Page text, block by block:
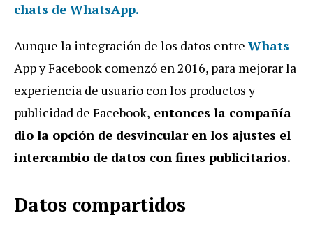
chats de WhatsApp.
Aunque la integración de los datos entre Whats­
App y Facebook comenzó en 2016, para mejorar la
experiencia de usuario con los productos y
publicidad de Facebook, entonces la compañía
dio la opción de desvincular en los ajustes el
intercambio de datos con fines publicitarios.
Datos compartidos